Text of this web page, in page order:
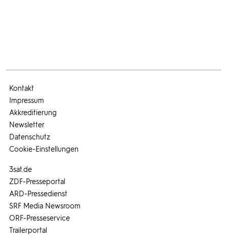
3sat.de
ZDF-Presseportal
ARD-Pressedienst
SRF Media Newsroom
ORF-Presseservice
Trailerportal
Kontakt
Impressum
Akkreditierung
Newsletter
Datenschutz
Cookie-Einstellungen